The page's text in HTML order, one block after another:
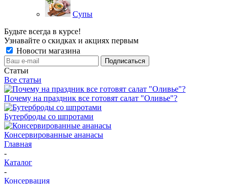
Супы
Будьте всегда в курсе!
Узнавайте о скидках и акциях первым
Новости магазина
Статьи
Все статьи
Почему на праздник все готовят салат "Оливье"?
Бутерброды со шпротами
Консервированные ананасы
Главная
-
Каталог
-
Консервация